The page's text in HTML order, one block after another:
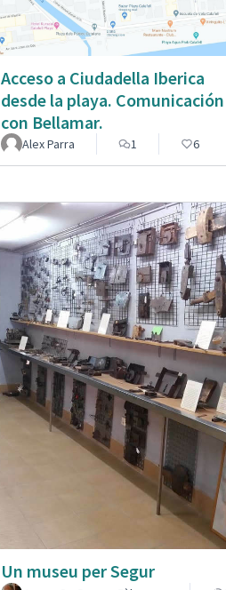
Acceso a Ciudadella Iberica
desde la playa. Comunicación
con Bellamar.
Alex Parra 1 6
Un museu per Segur